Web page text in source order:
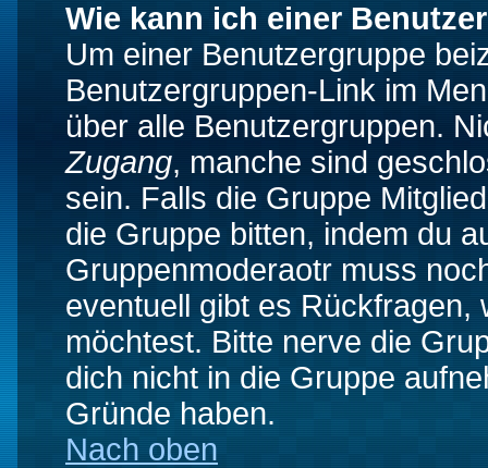
Wie kann ich einer
Um einer Benutzergruppe
Benutzergruppen-Link im
über alle Benutzergruppen.
Zugang, manche sind
sein. Falls die Gruppe
die Gruppe bitten, indem du
Gruppenmoderaotr muss
eventuell gibt es
möchtest. Bitte nerve die
dich nicht in die Gruppe
Gründe haben.
Nach oben